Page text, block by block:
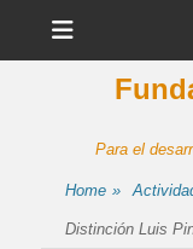
Para el
Home »
Distinción Luis